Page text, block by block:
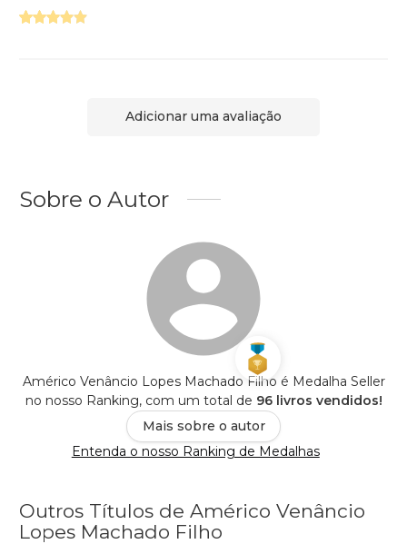
Adicionar uma avaliação
Sobre o Autor
Américo Venâncio Lopes Machado Filho é Medalha Seller
no nosso Ranking, com um total de 96 livros vendidos!
Mais sobre o autor
Entenda o nosso Ranking de Medalhas
Outros Títulos de Américo Venâncio
Lopes Machado Filho